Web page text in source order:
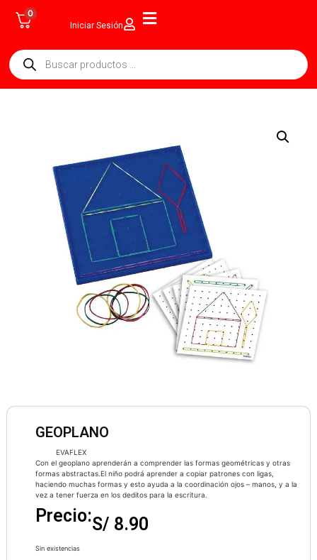
0
Iniciar Sesión
GEOPLANO
EVAFLEX
Con el geoplano aprenderán a comprender las formas geométricas y otras
formas abstractas.El niño podrá aprender a copiar patrones con ligas,
haciendo muchas formas y esto ayuda a la coordinación ojos – manos, y a la
vez a tener fuerza en los deditos para la escritura.
Precio:S/ 8.90
Sin existencias